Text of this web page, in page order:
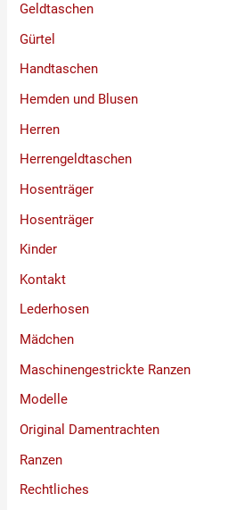
Geldtaschen
Gürtel
Handtaschen
Hemden und Blusen
Herren
Herrengeldtaschen
Hosenträger
Hosenträger
Kinder
Kontakt
Lederhosen
Mädchen
Maschinengestrickte Ranzen
Modelle
Original Damentrachten
Ranzen
Rechtliches